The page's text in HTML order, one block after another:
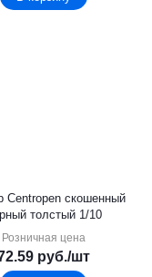
Centropen скошенный
толстый 1/10
Розничная цена
руб./шт